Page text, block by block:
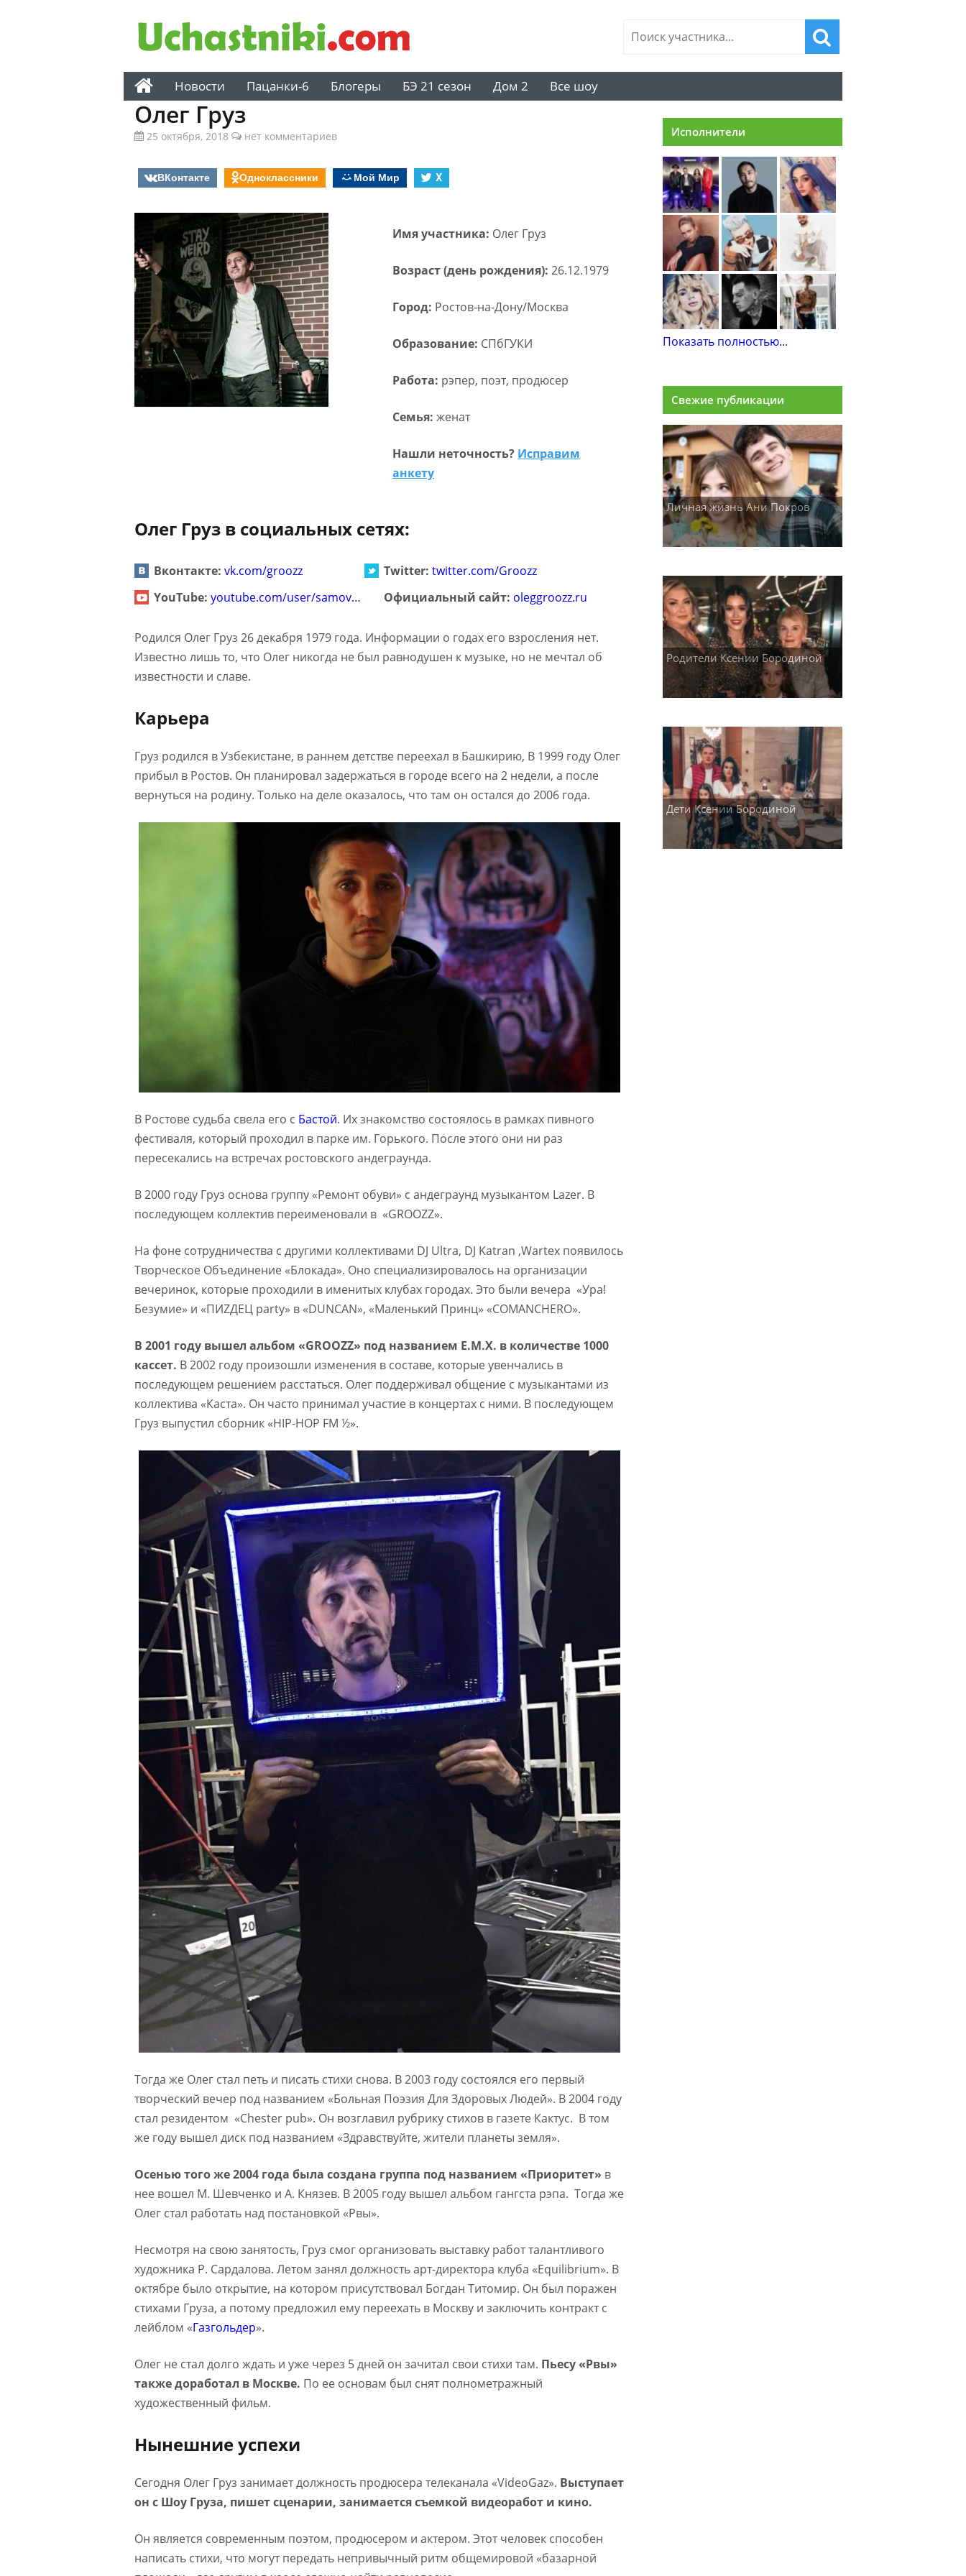
Новости Пацанки-6 Блогеры БЭ 21 сезон Дом 2 Все шоу
Олег Груз
25 октября, 2018 нет комментариев
ВКонтакте Одноклассники Мой Мир X
Имя участника: Олег Груз
Возраст (день рождения): 26.12.1979
Город: Ростов-на-Дону/Москва
Образование: СПбГУКИ
Работа: рэпер, поэт, продюсер
Семья: женат
Нашли неточность? Исправим
анкету
Олег Груз в социальных сетях:
Вконтакте: vk.com/groozz Twitter: twitter.com/Groozz
YouTube: youtube.com/user/samov… Официальный сайт: oleggroozz.ru
Родился Олег Груз 26 декабря 1979 года. Информации о годах его взросления нет.
Известно лишь то, что Олег никогда не был равнодушен к музыке, но не мечтал об
известности и славе.
Карьера
Груз родился в Узбекистане, в раннем детстве переехал в Башкирию, В 1999 году Олег
прибыл в Ростов. Он планировал задержаться в городе всего на 2 недели, а после
вернуться на родину. Только на деле оказалось, что там он остался до 2006 года.
В Ростове судьба свела его с Бастой. Их знакомство состоялось в рамках пивного
фестиваля, который проходил в парке им. Горького. После этого они ни раз
пересекались на встречах ростовского андеграунда.
В 2000 году Груз основа группу «Ремонт обуви» с андеграунд музыкантом Lazer. В
последующем коллектив переименовали в «GROOZZ».
На фоне сотрудничества с другими коллективами DJ Ultra, DJ Katran ,Wartex появилось
Творческое Объединение «Блокада». Оно специализировалось на организации
вечеринок, которые проходили в именитых клубах городах. Это были вечера «Ура!
Безумие» и «ПИZДЕЦ party» в «DUNCAN», «Маленький Принц» «COMANCHERO».
В 2001 году вышел альбом «GROOZZ» под названием Е.М.Х. в количестве 1000
кассет. В 2002 году произошли изменения в составе, которые увенчались в
последующем решением расстаться. Олег поддерживал общение с музыкантами из
коллектива «Каста». Он часто принимал участие в концертах с ними. В последующем
Груз выпустил сборник «HIP-HOP FM ½».
Тогда же Олег стал петь и писать стихи снова. В 2003 году состоялся его первый
творческий вечер под названием «Больная Поэзия Для Здоровых Людей». В 2004 году
стал резидентом «Chester pub». Он возглавил рубрику стихов в газете Кактус. В том
же году вышел диск под названием «Здравствуйте, жители планеты земля».
Осенью того же 2004 года была создана группа под названием «Приоритет» в
нее вошел М. Шевченко и А. Князев. В 2005 году вышел альбом гангста рэпа. Тогда же
Олег стал работать над постановкой «Рвы».
Несмотря на свою занятость, Груз смог организовать выставку работ талантливого
художника Р. Сардалова. Летом занял должность арт-директора клуба «Equilibrium». В
октябре было открытие, на котором присутствовал Богдан Титомир. Он был поражен
стихами Груза, а потому предложил ему переехать в Москву и заключить контракт с
лейблом «Газгольдер».
Олег не стал долго ждать и уже через 5 дней он зачитал свои стихи там. Пьесу «Рвы»
также доработал в Москве. По ее основам был снят полнометражный
художественный фильм.
Нынешние успехи
Сегодня Олег Груз занимает должность продюсера телеканала «VideoGaz». Выступает
он с Шоу Груза, пишет сценарии, занимается съемкой видеоработ и кино.
Он является современным поэтом, продюсером и актером. Этот человек способен
написать стихи, что могут передать непривычный ритм общемировой «базарной
Исполнители
Показать полностью...
Свежие публикации
Личная жизнь Ани Покров
Родители Ксении Бородиной
Дети Ксении Бородиной